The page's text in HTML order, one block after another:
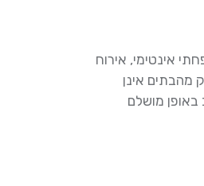
אינטימי, אירוח
מהבתים אינן
מושלם